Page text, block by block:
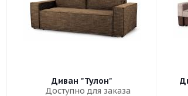
Диван "Тулон"
Доступно для заказа